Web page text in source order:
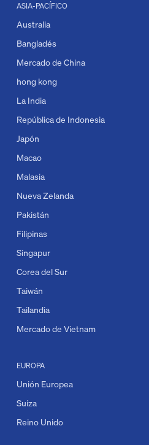
EUROPA
Unión Europea
Suiza
Reino Unido
ASIA-PACÍFICO
Australia
Bangladés
Mercado de China
hong kong
La India
República de Indonesia
Japón
Macao
Malasia
Nueva Zelanda
Pakistán
Filipinas
Singapur
Corea del Sur
Taiwán
Tailandia
Mercado de Vietnam